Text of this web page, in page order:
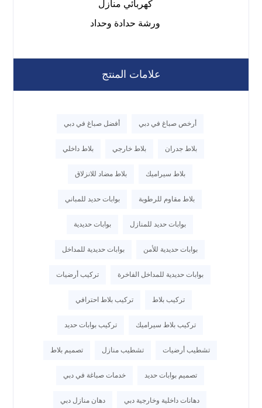
كهربائي منازل
ورشة حدادة وحداد
علامات المنتج
أرخص صباغ في دبي أفضل صباغ في دبي
بلاط جدران بلاط خارجي بلاط داخلي
بلاط سيراميك بلاط مضاد للانزلاق
بلاط مقاوم للرطوبة بوابات حديد للمباني
بوابات حديد للمنازل بوابات حديدية
بوابات حديدية للأمن بوابات حديدية للمداخل
بوابات حديدية للمداخل الفاخرة تركيب أرضيات
تركيب بلاط تركيب بلاط احترافي
تركيب بلاط سيراميك تركيب بوابات حديد
تشطيب أرضيات تشطيب منازل تصميم بلاط
تصميم بوابات حديد خدمات صباغة في دبي
دهانات داخلية وخارجية دبي دهان منازل دبي